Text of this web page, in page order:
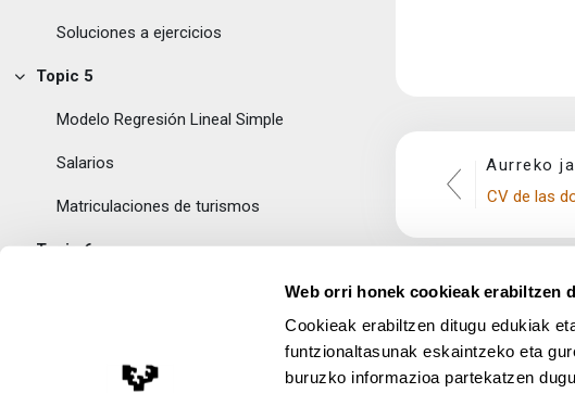
Web orri honek cookieak erabiltzen
Cookieak erabiltzen ditugu edukiak
funtzionaltasunak eskaintzeko eta
buruzko informazioa partekatzen
Soluciones a ejercicios
Tolestu
Topic 5
Modelo Regresión Lineal Simple
Salarios
Matriculaciones de turismos
Topic 6
Foto Susan Orbe
Aurreko
CV de las
Lege Oharra App